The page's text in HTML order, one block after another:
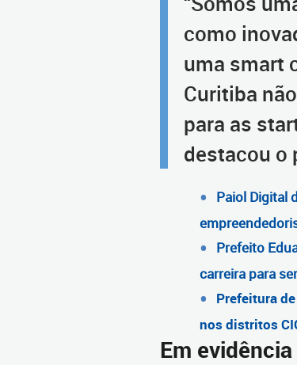
como
uma smart
Curitiba
para as
destacou o
Paiol Digital
Prefeito
carreira para
Prefeitura
nos distritos
Em evidência